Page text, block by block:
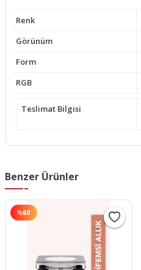
Renk
Görünüm
Form
RGB
Teslimat Bilgisi
Benzer Ürünler
%60